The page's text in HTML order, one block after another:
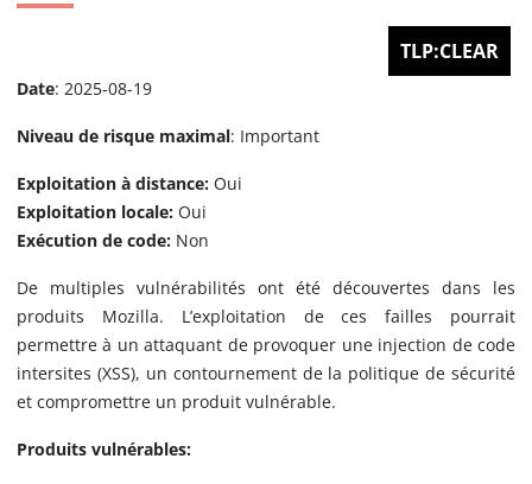
TLP:CLEAR
Date: 2025-08-19
Niveau de risque maximal: Important
Exploitation à distance: Oui
Exploitation locale: Oui
Exécution de code: Non
De multiples vulnérabilités ont été découvertes dans les
produits Mozilla. L’exploitation de ces failles pourrait
permettre à un attaquant de provoquer une injection de code
intersites (XSS), un contournement de la politique de sécurité
et compromettre un produit vulnérable.
Produits vulnérables: